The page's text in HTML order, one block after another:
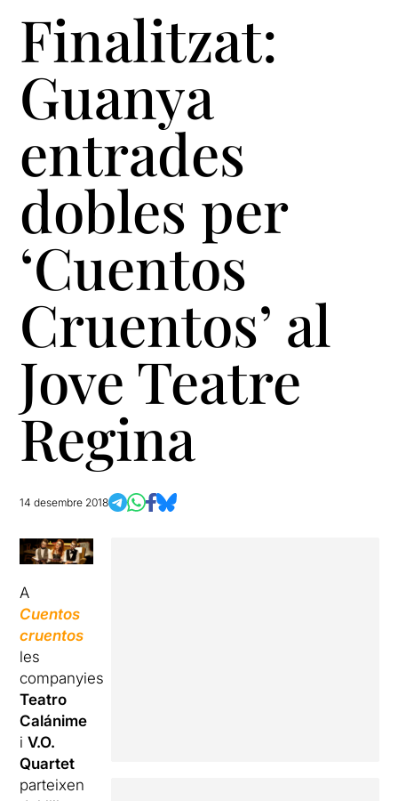
Finalitzat:
Guanya
entrades
dobles per
‘Cuentos
Cruentos’ al
Jove Teatre
Regina
14 desembre 2018
A
Cuentos
cruentos
les
companyies
Teatro
Calánime
iV.O.
Quartet
parteixen